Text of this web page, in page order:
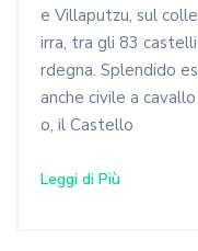
e Villaputzu, sul
irra, tra gli 83
rdegna. Splendido
anche civile a
o, il Castello
Leggi di Più